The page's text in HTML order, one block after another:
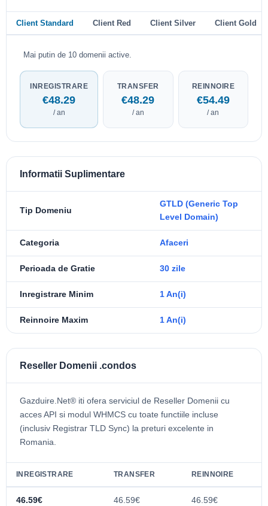
Client Standard Client Red Client Silver Client Gold
Mai putin de 10 domenii active.
INREGISTRARE
€48.29
/ an
TRANSFER
€48.29
/ an
REINNOIRE
€54.49
/ an
Informatii Suplimentare
Tip Domeniu
GTLD (Generic Top
Level Domain)
Categoria Afaceri
Perioada de Gratie 30 zile
Inregistrare Minim 1 An(i)
Reinnoire Maxim 1 An(i)
Reseller Domenii .condos
Gazduire.Net® iti ofera serviciul de Reseller Domenii cu
acces API si modul WHMCS cu toate functiile incluse
(inclusiv Registrar TLD Sync) la preturi excelente in
Romania.
INREGISTRARE TRANSFER REINNOIRE
46.59€ 46.59€ 46.59€